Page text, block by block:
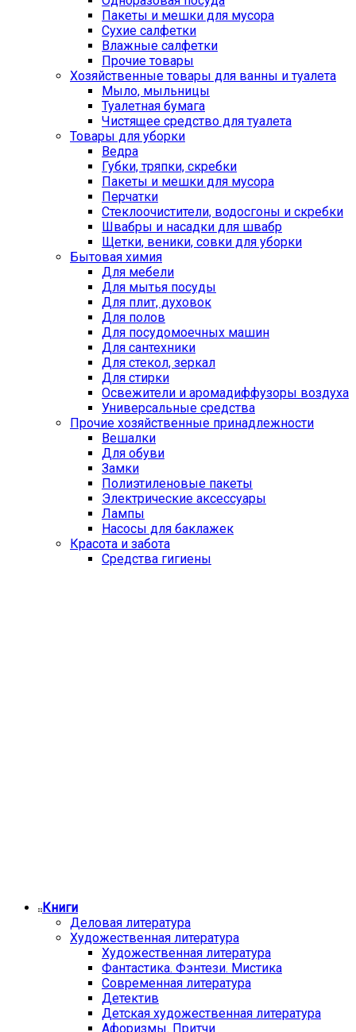
Пакеты и мешки для мусора
Сухие салфетки
Влажные салфетки
Прочие товары
Хозяйственные товары для ванны и туалета
Мыло, мыльницы
Туалетная бумага
Чистящее средство для туалета
Товары для уборки
Ведра
Губки, тряпки, скребки
Пакеты и мешки для мусора
Перчатки
Стеклоочистители, водосгоны и скребки
Швабры и насадки для швабр
Щетки, веники, совки для уборки
Бытовая химия
Для мебели
Для мытья посуды
Для плит, духовок
Для полов
Для посудомоечных машин
Для сантехники
Для стекол, зеркал
Для стирки
Освежители и аромадиффузоры воздуха
Универсальные средства
Прочие хозяйственные принадлежности
Вешалки
Для обуви
Замки
Полиэтиленовые пакеты
Электрические аксессуары
Лампы
Насосы для баклажек
Красота и забота
Средства гигиены
Книги
Деловая литература
Художественная литература
Художественная литература
Фантастика. Фэнтези. Мистика
Современная литература
Детектив
Детская художественная литература
Афоризмы. Притчи